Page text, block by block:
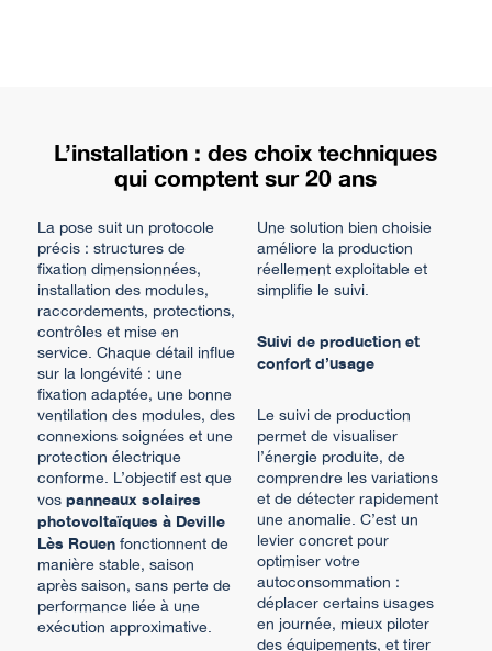
L’installation : des choix techniques
qui comptent sur 20 ans
La pose suit un protocole
précis : structures de
fixation dimensionnées,
installation des modules,
raccordements, protections,
contrôles et mise en
service. Chaque détail influe
sur la longévité : une
fixation adaptée, une bonne
ventilation des modules, des
connexions soignées et une
protection électrique
conforme. L’objectif est que
vospanneaux solaires
photovoltaïques à Deville
Lès Rouenfonctionnent de
manière stable, saison
après saison, sans perte de
performance liée à une
exécution approximative.
Une solution bien choisie
améliore la production
réellement exploitable et
simplifie le suivi.
Suivi de production et
confort d’usage
Le suivi de production
permet de visualiser
l’énergie produite, de
comprendre les variations
et de détecter rapidement
une anomalie. C’est un
levier concret pour
optimiser votre
autoconsommation :
déplacer certains usages
en journée, mieux piloter
des équipements, et tirer